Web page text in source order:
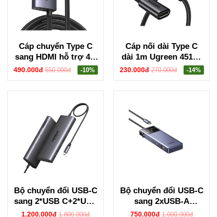
Cáp chuyển Type C
sang HDMI hỗ trợ 4K
dài 2m Ugreen 55330
CM675
490.000đ 550.000đ -10%
Cáp nối dài Type C
dài 1m Ugreen 45191
US372
230.000đ 270.000đ -14%
Bộ chuyển đổi USB-C
sang 2*USB C+2*USB
2.0+USB 3.0+2*HDMI
1.200.000đ 1.800.000đ
Bộ chuyển đổi USB-C
sang 2xUSB-A
3.0+USB-A 2.0+USB-C
750.000đ 1.000.000đ